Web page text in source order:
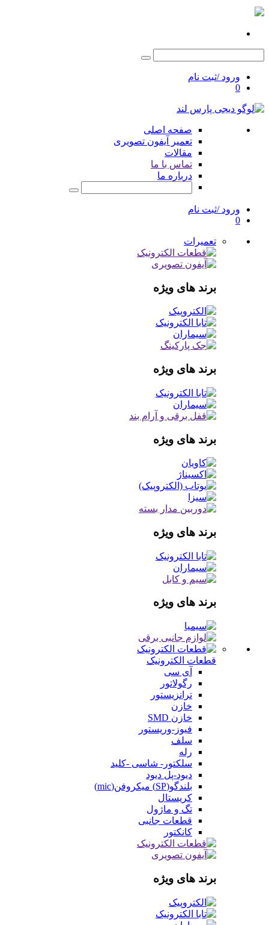
ورود /ثبت نام
0
صفحه اصلی
تعمیر آیفون تصویری
مقالات
تماس با ما
درباره ما
ورود /ثبت نام
0
تعمیرات
برند های ویژه
برند های ویژه
برند های ویژه
برند های ویژه
برند های ویژه
قطعات الکترونیک
آی سی
رگولاتور
ترانزیستور
خازن
خازن SMD
فیوز-وریستور
سلف
رله
سلکتور- شاسی -کلید
دیود-پل دیود
بلندگو(SP) میکروفن(mic)
کریستال
تگ و ماژول
قطعات جانبی
کانکتور
برند های ویژه